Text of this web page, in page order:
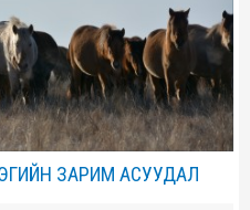
ЗАРИМ АСУУДАЛ